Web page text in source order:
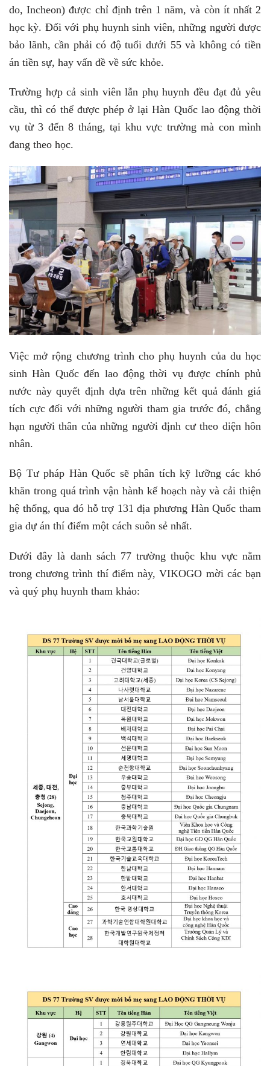
do, Incheon) được chỉ định trên 1 năm, và còn ít nhất 2
học kỳ. Đối với phụ huynh sinh viên, những người được
bảo lãnh, cần phải có độ tuổi dưới 55 và không có tiền
án tiền sự, hay vấn đề về sức khỏe.
Trường hợp cả sinh viên lẫn phụ huynh đều đạt đủ yêu
cầu, thì có thể được phép ở lại Hàn Quốc lao động thời
vụ từ 3 đến 8 tháng, tại khu vực trường mà con mình
đang theo học.
Việc mở rộng chương trình cho phụ huynh của du học
sinh Hàn Quốc đến lao động thời vụ được chính phủ
nước này quyết định dựa trên những kết quả đánh giá
tích cực đối với những người tham gia trước đó, chẳng
hạn người thân của những người định cư theo diện hôn
nhân.
Bộ Tư pháp Hàn Quốc sẽ phân tích kỹ lưỡng các khó
khăn trong quá trình vận hành kế hoạch này và cải thiện
hệ thống, qua đó hỗ trợ 131 địa phương Hàn Quốc tham
gia dự án thí điểm một cách suôn sẻ nhất.
Dưới đây là danh sách 77 trường thuộc khu vực nằm
trong chương trình thí điểm này, VIKOGO mời các bạn
và quý phụ huynh tham khảo: